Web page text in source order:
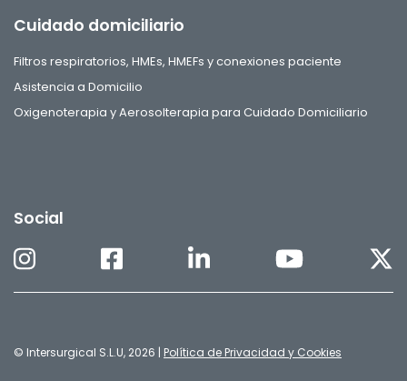
Cuidado domiciliario
Filtros respiratorios, HMEs, HMEFs y conexiones paciente
Asistencia a Domicilio
Oxigenoterapia y Aerosolterapia para Cuidado Domiciliario
Social
© Intersurgical S.L.U, 2026 | Política de Privacidad y Cookies